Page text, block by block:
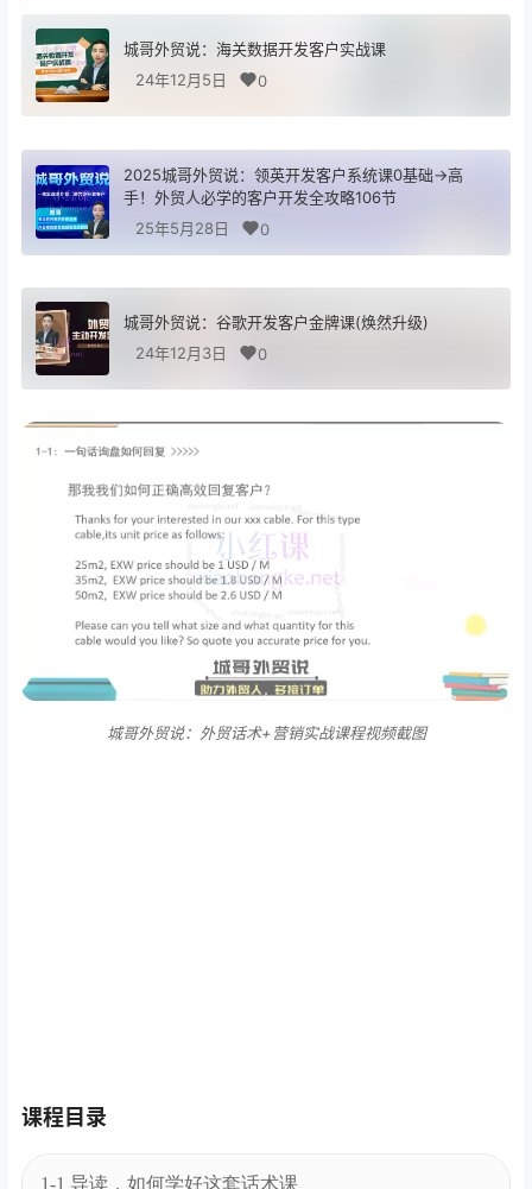
城哥外贸说：海关数据开发客户实战课
24年12月5日
0
2025城哥外贸说：领英开发客户系统课0基础→高
手！外贸人必学的客户开发全攻略106节
25年5月28日
0
城哥外贸说：谷歌开发客户金牌课(焕然升级)
24年12月3日
0
城哥外贸说：外贸话术+营销实战课程视频截图
课程目录
1-1 导读，如何学好这套话术课